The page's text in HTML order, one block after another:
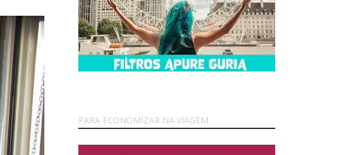
PARA ECONOMIZAR NA VIAGEM